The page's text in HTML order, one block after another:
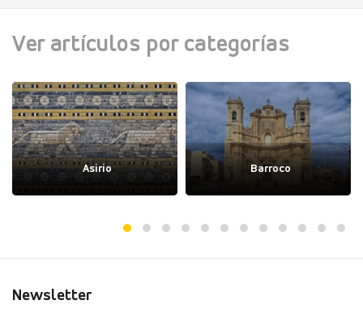
Ver artículos por categorías
Asirio Barroco
Newsletter